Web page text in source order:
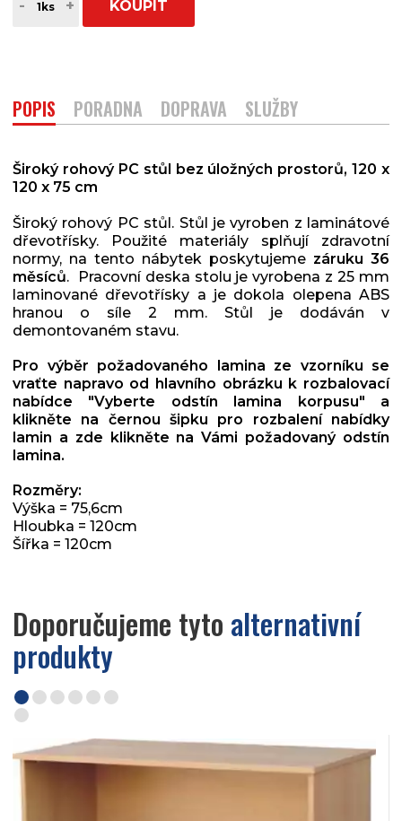
- + KOUPIT
POPIS PORADNA DOPRAVA SLUŽBY
Široký rohový PC stůl bez úložných prostorů, 120 x
120 x 75 cm
Široký rohový PC stůl. Stůl je vyroben z laminátové
dřevotřísky. Použité materiály splňují zdravotní
normy, na tento nábytek poskytujeme záruku 36
měsíců. Pracovní deska stolu je vyrobena z 25 mm
laminované dřevotřísky a je dokola olepena ABS
hranou o síle 2 mm. Stůl je dodáván v
demontovaném stavu.
Pro výběr požadovaného lamina ze vzorníku se
vraťte napravo od hlavního obrázku k rozbalovací
nabídce "Vyberte odstín lamina korpusu" a
klikněte na černou šipku pro rozbalení nabídky
lamin a zde klikněte na Vámi požadovaný odstín
lamina.
Rozměry:
Výška = 75,6cm
Hloubka = 120cm
Šířka = 120cm
Doporučujeme tyto alternativní
produkty